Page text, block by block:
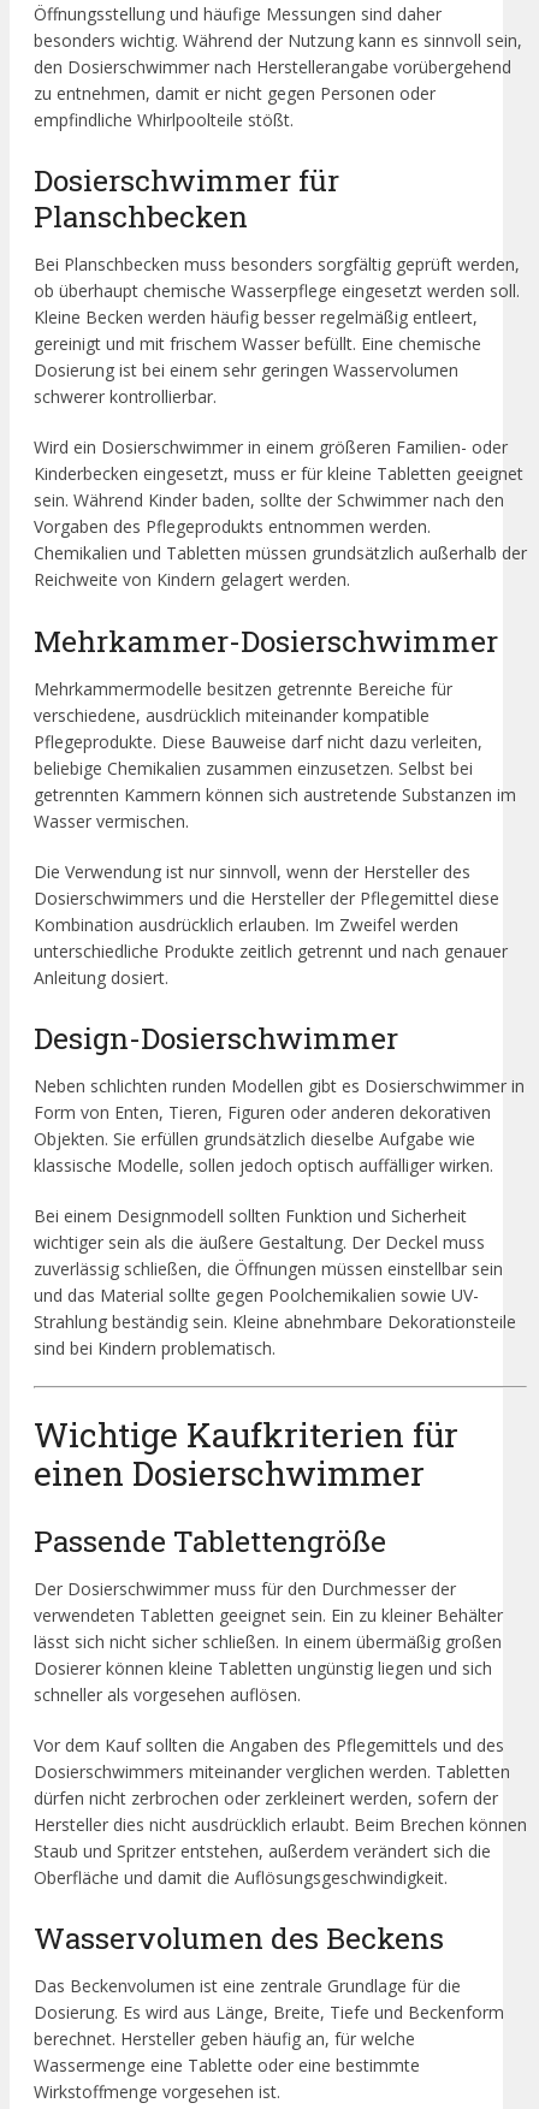
Öffnungsstellung und häufige Messungen sind daher
besonders wichtig. Während der Nutzung kann es sinnvoll sein,
den Dosierschwimmer nach Herstellerangabe vorübergehend
zu entnehmen, damit er nicht gegen Personen oder
empfindliche Whirlpoolteile stößt.
Dosierschwimmer für
Planschbecken
Bei Planschbecken muss besonders sorgfältig geprüft werden,
ob überhaupt chemische Wasserpflege eingesetzt werden soll.
Kleine Becken werden häufig besser regelmäßig entleert,
gereinigt und mit frischem Wasser befüllt. Eine chemische
Dosierung ist bei einem sehr geringen Wasservolumen
schwerer kontrollierbar.
Wird ein Dosierschwimmer in einem größeren Familien- oder
Kinderbecken eingesetzt, muss er für kleine Tabletten geeignet
sein. Während Kinder baden, sollte der Schwimmer nach den
Vorgaben des Pflegeprodukts entnommen werden.
Chemikalien und Tabletten müssen grundsätzlich außerhalb der
Reichweite von Kindern gelagert werden.
Mehrkammer-Dosierschwimmer
Mehrkammermodelle besitzen getrennte Bereiche für
verschiedene, ausdrücklich miteinander kompatible
Pflegeprodukte. Diese Bauweise darf nicht dazu verleiten,
beliebige Chemikalien zusammen einzusetzen. Selbst bei
getrennten Kammern können sich austretende Substanzen im
Wasser vermischen.
Die Verwendung ist nur sinnvoll, wenn der Hersteller des
Dosierschwimmers und die Hersteller der Pflegemittel diese
Kombination ausdrücklich erlauben. Im Zweifel werden
unterschiedliche Produkte zeitlich getrennt und nach genauer
Anleitung dosiert.
Design-Dosierschwimmer
Neben schlichten runden Modellen gibt es Dosierschwimmer in
Form von Enten, Tieren, Figuren oder anderen dekorativen
Objekten. Sie erfüllen grundsätzlich dieselbe Aufgabe wie
klassische Modelle, sollen jedoch optisch auffälliger wirken.
Bei einem Designmodell sollten Funktion und Sicherheit
wichtiger sein als die äußere Gestaltung. Der Deckel muss
zuverlässig schließen, die Öffnungen müssen einstellbar sein
und das Material sollte gegen Poolchemikalien sowie UV-
Strahlung beständig sein. Kleine abnehmbare Dekorationsteile
sind bei Kindern problematisch.
Wichtige Kaufkriterien für
einen Dosierschwimmer
Passende Tablettengröße
Der Dosierschwimmer muss für den Durchmesser der
verwendeten Tabletten geeignet sein. Ein zu kleiner Behälter
lässt sich nicht sicher schließen. In einem übermäßig großen
Dosierer können kleine Tabletten ungünstig liegen und sich
schneller als vorgesehen auflösen.
Vor dem Kauf sollten die Angaben des Pflegemittels und des
Dosierschwimmers miteinander verglichen werden. Tabletten
dürfen nicht zerbrochen oder zerkleinert werden, sofern der
Hersteller dies nicht ausdrücklich erlaubt. Beim Brechen können
Staub und Spritzer entstehen, außerdem verändert sich die
Oberfläche und damit die Auflösungsgeschwindigkeit.
Wasservolumen des Beckens
Das Beckenvolumen ist eine zentrale Grundlage für die
Dosierung. Es wird aus Länge, Breite, Tiefe und Beckenform
berechnet. Hersteller geben häufig an, für welche
Wassermenge eine Tablette oder eine bestimmte
Wirkstoffmenge vorgesehen ist.